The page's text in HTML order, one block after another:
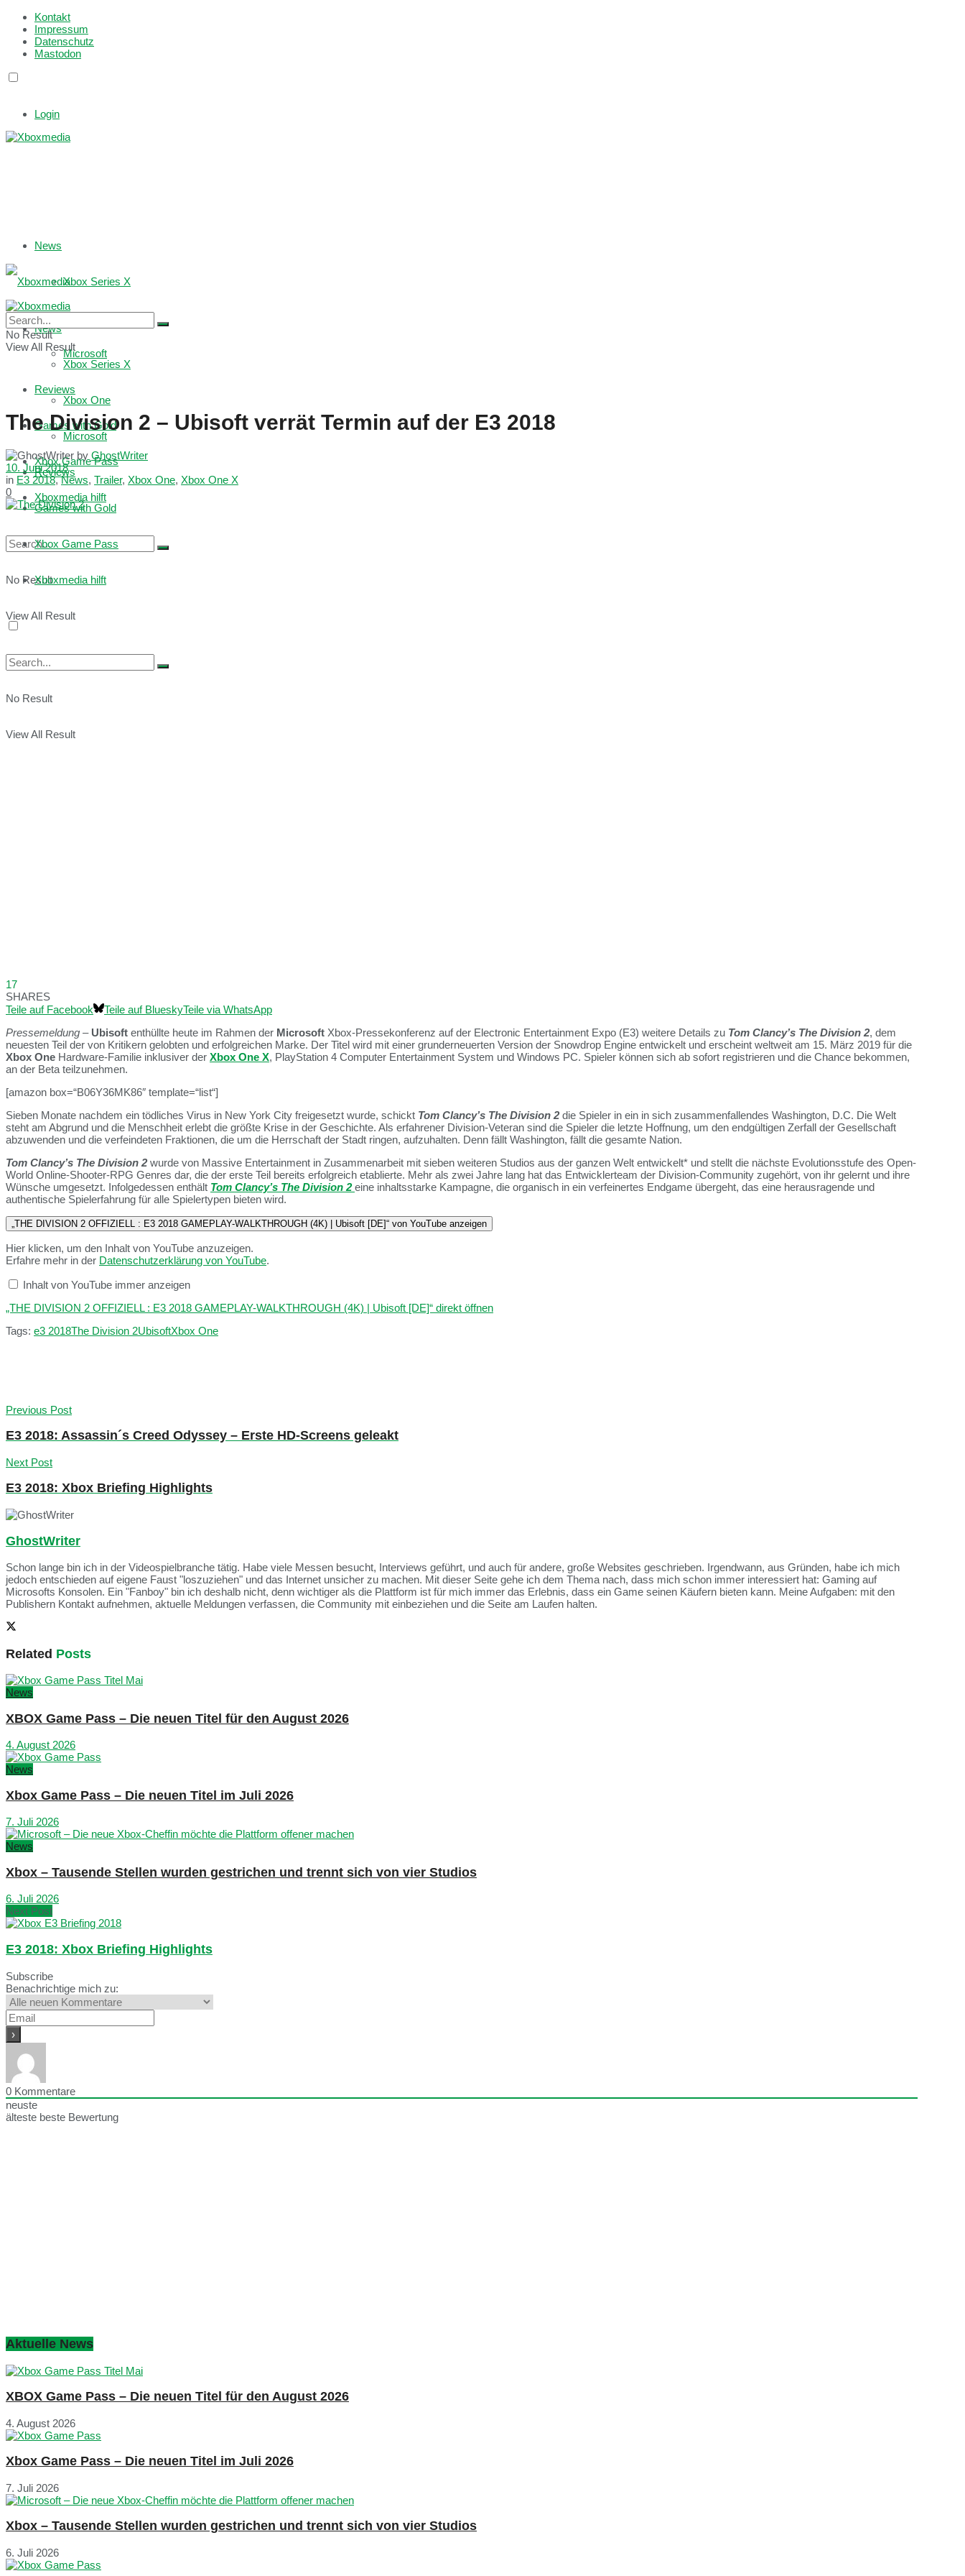
Kontakt
Impressum
Datenschutz
Mastodon
Login
News
Xbox Series X
Microsoft
Reviews
Games with Gold
Xbox Game Pass
Xboxmedia hilft
No Result
View All Result
News
Xbox Series X
Xbox One
Microsoft
Reviews
Games with Gold
Xbox Game Pass
Xboxmedia hilft
No Result
View All Result
No Result
View All Result
The Division 2 – Ubisoft verrät Termin auf der E3 2018
by GhostWriter
10. Juni 2018
in E3 2018,News, Trailer, Xbox One, Xbox One X
0
17
SHARES
Teile auf Facebook
Teile auf BlueskyTeile via WhatsApp
Pressemeldung – Ubisoft enthüllte heute im Rahmen der Microsoft Xbox-Pressekonferenz auf der Electronic Entertainment Expo (E3) weitere Details zu Tom Clancy’s The Division 2, dem
neuesten Teil der von Kritikern gelobten und erfolgreichen Marke. Der Titel wird mit einer grunderneuerten Version der Snowdrop Engine entwickelt und erscheint weltweit am 15. März 2019 für die
Xbox One Hardware-Familie inklusiver der Xbox One X, PlayStation 4 Computer Entertainment System und Windows PC. Spieler können sich ab sofort registrieren und die Chance bekommen,
an der Beta teilzunehmen.
[amazon box=“B06Y36MK86″ template=“list“]
Sieben Monate nachdem ein tödliches Virus in New York City freigesetzt wurde, schickt Tom Clancy’s The Division 2die Spieler in ein in sich zusammenfallendes Washington, D.C. Die Welt
steht am Abgrund und die Menschheit erlebt die größte Krise in der Geschichte. Als erfahrener Division-Veteran sind die Spieler die letzte Hoffnung, um den endgültigen Zerfall der Gesellschaft
abzuwenden und die verfeindeten Fraktionen, die um die Herrschaft der Stadt ringen, aufzuhalten. Denn fällt Washington, fällt die gesamte Nation.
Tom Clancy’s The Division 2wurde von Massive Entertainment in Zusammenarbeit mit sieben weiteren Studios aus der ganzen Welt entwickelt* und stellt die nächste Evolutionsstufe des Open-
World Online-Shooter-RPG Genres dar, die der erste Teil bereits erfolgreich etablierte. Mehr als zwei Jahre lang hat das Entwicklerteam der Division-Community zugehört, von ihr gelernt und ihre
Wünsche umgesetzt. Infolgedessen enthält Tom Clancy’s The Division 2eine inhaltsstarke Kampagne, die organisch in ein verfeinertes Endgame übergeht, das eine herausragende und
authentische Spielerfahrung für alle Spielertypen bieten wird.
„THE DIVISION 2 OFFIZIELL : E3 2018 GAMEPLAY-WALKTHROUGH (4K) | Ubisoft [DE]“ von YouTube anzeigen
Hier klicken, um den Inhalt von YouTube anzuzeigen.
Erfahre mehr in der Datenschutzerklärung von YouTube.
Inhalt von YouTube immer anzeigen
„THE DIVISION 2 OFFIZIELL : E3 2018 GAMEPLAY-WALKTHROUGH (4K) | Ubisoft [DE]“ direkt öffnen
Tags: e3 2018The Division 2UbisoftXbox One
Previous Post
E3 2018: Assassin´s Creed Odyssey – Erste HD-Screens geleakt
Next Post
E3 2018: Xbox Briefing Highlights
GhostWriter
Schon lange bin ich in der Videospielbranche tätig. Habe viele Messen besucht, Interviews geführt, und auch für andere, große Websites geschrieben. Irgendwann, aus Gründen, habe ich mich
jedoch entschieden auf eigene Faust "loszuziehen" und das Internet unsicher zu machen. Mit dieser Seite gehe ich dem Thema nach, dass mich schon immer interessiert hat: Gaming auf
Microsofts Konsolen. Ein "Fanboy" bin ich deshalb nicht, denn wichtiger als die Plattform ist für mich immer das Erlebnis, dass ein Game seinen Käufern bieten kann. Meine Aufgaben: mit den
Publishern Kontakt aufnehmen, aktuelle Meldungen verfassen, die Community mit einbeziehen und die Seite am Laufen halten.
Related Posts
News
XBOX Game Pass – Die neuen Titel für den August 2026
4. August 2026
News
Xbox Game Pass – Die neuen Titel im Juli 2026
7. Juli 2026
News
Xbox – Tausende Stellen wurden gestrichen und trennt sich von vier Studios
6. Juli 2026
Next Post
E3 2018: Xbox Briefing Highlights
Subscribe
Benachrichtige mich zu:
0 Kommentare
neuste
älteste beste Bewertung
Aktuelle News
XBOX Game Pass – Die neuen Titel für den August 2026
4. August 2026
Xbox Game Pass – Die neuen Titel im Juli 2026
7. Juli 2026
Xbox – Tausende Stellen wurden gestrichen und trennt sich von vier Studios
6. Juli 2026